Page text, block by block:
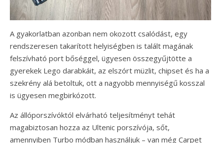
A gyakorlatban azonban nem okozott csalódást, egy
rendszeresen takarított helyiségben is talált magának
felszívható port bőséggel, ügyesen összegyűjtötte a
gyerekek Lego darabkáit, az elszórt müzlit, chipset és ha a
szekrény alá betoltuk, ott a nagyobb mennyiségű kosszal
is ügyesen megbirkózott.
Az állóporszívóktól elvárható teljesítményt tehát
magabiztosan hozza az Ultenic porszívója, sőt,
amennyiben Turbo módban használjuk – van még Carpet